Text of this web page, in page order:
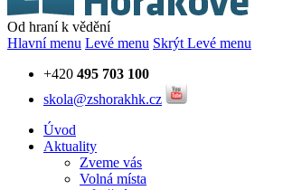
Od hraní k vědění
Hlavní menu Levé menu Skrýt Levé menu
+420 495 703 100
skola@zshorakhk.cz
Úvod
Aktuality
Zveme vás
Volná místa